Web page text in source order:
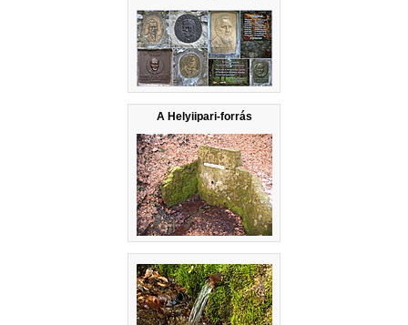
A Helyiipari-forrás